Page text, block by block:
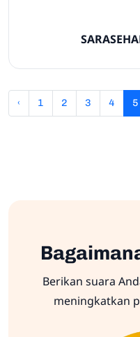
‹ 1 2 3 4 5
Berikan suara
meningkatkan